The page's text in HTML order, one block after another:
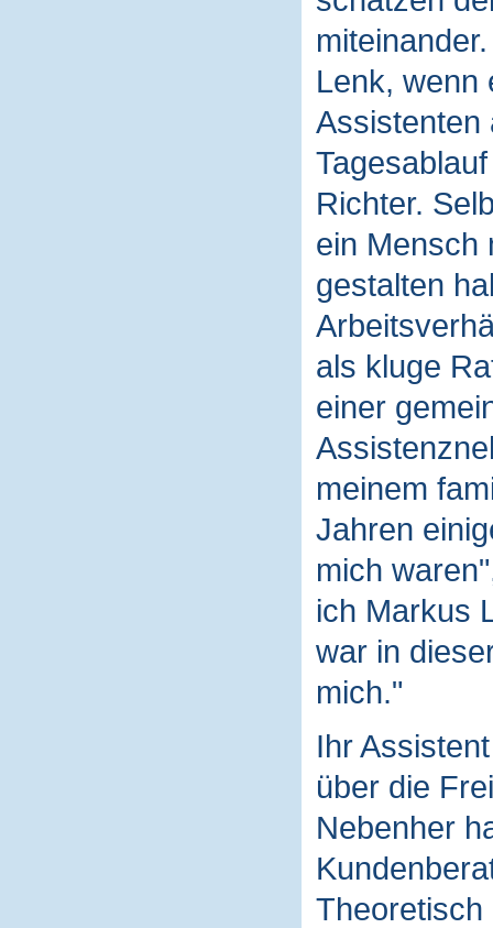
Lenk, wenn
Assistenten
Richter.
ein Mensch
gestalten
als kluge
einer
meinem
Jahren
mich
ich Markus
war in
mich."
Ihr
über die
Nebenher
Theoretisch